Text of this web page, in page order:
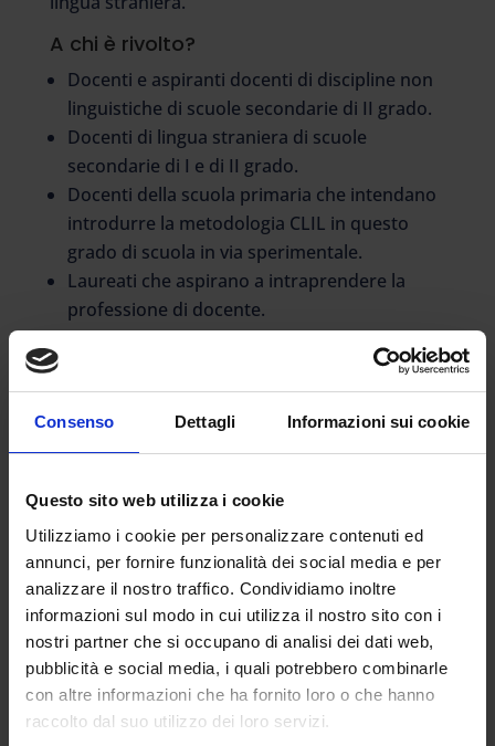
Consenso Dettagli Informazioni sui cookie
Questo sito web utilizza i cookie
Utilizziamo i cookie per personalizzare contenuti ed
annunci, per fornire funzionalità dei social media e per
analizzare il nostro traffico. Condividiamo inoltre
informazioni sul modo in cui utilizza il nostro sito con i
nostri partner che si occupano di analisi dei dati web,
pubblicità e social media, i quali potrebbero combinarle
con altre informazioni che ha fornito loro o che hanno
raccolto dal suo utilizzo dei loro servizi.
A chi è rivolto?
Docenti e aspiranti docenti di discipline non
linguistiche di scuole secondarie di II grado.
Docenti di lingua straniera di scuole
secondarie di I e di II grado.
Docenti della scuola primaria che intendano
introdurre la metodologia CLIL in questo
grado di scuola in via sperimentale.
Laureati che aspirano a intraprendere la
professione di docente.
Il corso è suddiviso in tre aree
disciplinari per un totale di 1500 ore e
60 CFU:
Primaarea coinvolge basi psicopedagogiche
importanti alla didattica.
Secondaarea è basata su fondamenti di
linguistica e applicativi, grazie ai quali il
docente acquisirà gli strumenti teorici e pratici
relativi alla didattica CLIL e della Flipped
Classroom.
Terza area verte sulla conoscenza della lingua
straniera e il suo approfondimento (il corsista
potrà scegliere tra lingua inglese, lingua